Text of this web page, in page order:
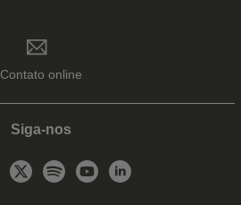
Contato online
Siga-nos